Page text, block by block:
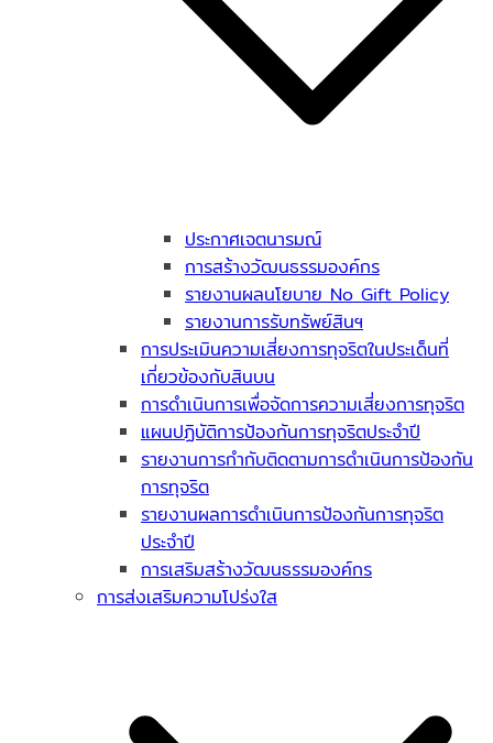
ประกาศเจตนารมณ์
การสร้างวัฒนธรรมองค์กร
รายงานผลนโยบาย No Gift Policy
รายงานการรับทรัพย์สินฯ
การประเมินความเสี่ยงการทุจริตในประเด็นที่
เกี่ยวข้องกับสินบน
การดำเนินการเพื่อจัดการความเสี่ยงการทุจริต
แผนปฏิบัติการป้องกันการทุจริตประจำปี
รายงานการกำกับติดตามการดำเนินการป้องกัน
การทุจริต
รายงานผลการดำเนินการป้องกันการทุจริต
ประจำปี
การเสริมสร้างวัฒนธรรมองค์กร
การส่งเสริมความโปร่งใส